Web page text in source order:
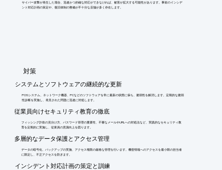
サイバー攻撃が発生した場合、迅速かつ的確な対応ができなければ、被害が拡大する可能性があります。事前のインシデ
ント対応計画の策定や、復旧体制の整備が不十分な店舗が多く存在します。
​対策
システムとソフトウェアの継続的な更新
POSシステム、ネットワーク機器、PCなどのソフトウェアを常に最新の状態に保ち、脆弱性を解消します。定期的な脆弱
性診断を実施し、発見された問題に迅速に対処します。
従業員向けセキュリティ教育の徹底
フィッシング詐欺の見分け方、パスワード管理の重要性、不審なメールやURLへの対処法など、実践的なセキュリティ教
育を定期的に実施し、従業員の意識向上を図ります。
多層的なデータ保護とアクセス管理
データの暗号化、バックアップの実施、アクセス権限の厳格な管理を行います。機密情報へのアクセスを最小限の担当者
に限定し、不正アクセスを防ぎます。
インシデント対応計画の策定と訓練